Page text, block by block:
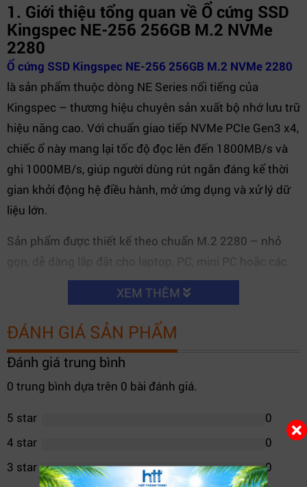
1. Giới thiệu tổng quan về Ổ cứng SSD
Kingspec NE-256 256GB M.2 NVMe
2280
Ổ cứng SSD Kingspec NE-256 256GB M.2 NVMe 2280
là sản phẩm thuộc dòng NE Series nổi tiếng của
Kingspec – thương hiệu chuyên sản xuất bộ nhớ lưu trữ
hiệu năng cao. Với chuẩn giao tiếp NVMe PCIe Gen3 x4,
chiếc ổ này mang lại tốc độ đọc lên đến 1800MB/s và
ghi 1000MB/s, giúp người dùng rút ngắn đáng kể thời
gian khởi động hệ điều hành, mở ứng dụng và xử lý dữ
liệu lớn.
Sản phẩm được thiết kế theo chuẩn M.2 2280 – nhỏ
gọn, dễ dàng lắp đặt cho laptop, PC, mini PC hoặc các
hệ thống máy tính đồng bộ hiện nay. Đây chính là giải
pháp hoàn hảo thay thế cho các ổ cứng HDD truyền
thống, giúp tăng hiệu suất tổng thể của thiết bị.
XEM THÊM
ĐÁNH GIÁ SẢN PHẨM
Đánh giá trung bình
0 trung bình dựa trên 0 bài đánh giá.
5 star
0
4 star
0
3 star
0